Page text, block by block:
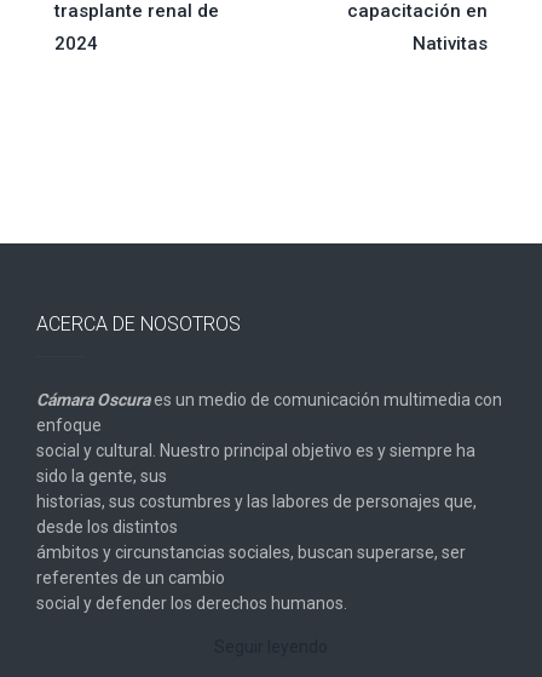
de
entradas
trasplante renal de
2024
capacitación en
Nativitas
ACERCA DE NOSOTROS
Cámara Oscuraes un medio de comunicación multimedia con
enfoque
social y cultural. Nuestro principal objetivo es y siempre ha
sido la gente, sus
historias, sus costumbres y las labores de personajes que,
desde los distintos
ámbitos y circunstancias sociales, buscan superarse, ser
referentes de un cambio
social y defender los derechos humanos.